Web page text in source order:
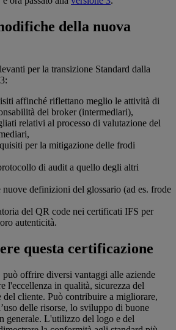
della nuova
per la transizione Standard dalla
affinché riflettano meglio le attività di
dei broker (intermediari),
relativi al processo di valutazione del
per la mitigazione delle frodi
di audit a quello degli altri
definizioni del glossario (ad es. frode
del QR code nei certificati IFS per
autenticità.
questa certificazione
offrire diversi vantaggi alle aziende
l'eccellenza in qualità, sicurezza del
del cliente. Può contribuire a migliorare,
delle risorse, lo sviluppo di buone
generale. L'utilizzo del logo e del